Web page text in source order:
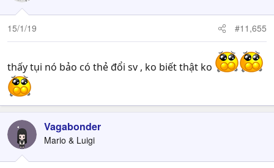
15/1/19 #11,655
thấy tụi nó bảo có thẻ đổi sv , ko biết thật ko
Vagabonder
Mario & Luigi